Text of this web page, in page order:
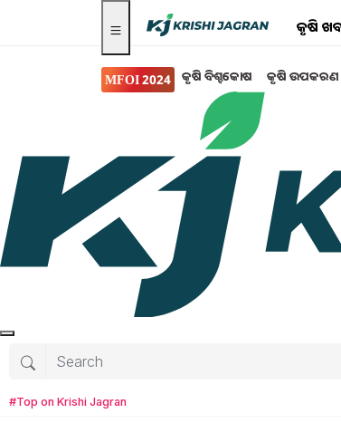
କୃଷି
MFOI 2024 କୃଷି ବିଶ୍ବକୋଷ କୃଷି ଉପକରଣ
#Top on Krishi Jagran
କୃଷି ବିଶ୍ବକୋଷ
Clove
ଲବଙ୍ଗ ଚାଷ । ଲବଙ୍ଗ ଚାଷ କରି ଆପଣ
ଏକ ମସଲାଜାତୀୟ ଫସଲ। ବଜାରରେ
ଜୀବାଣୁନାଶକ ଏବଂ ଯନ୍ତ୍ରଣା ନିବାରକ